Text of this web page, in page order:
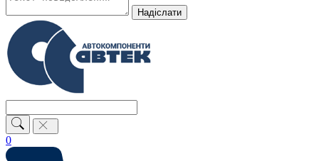
Надiслати
0